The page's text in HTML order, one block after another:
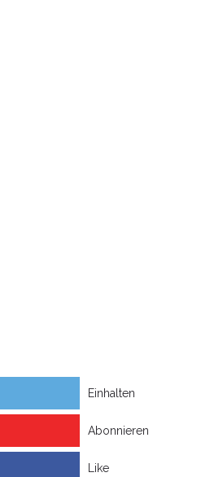
Einhalten
Abonnieren
Like